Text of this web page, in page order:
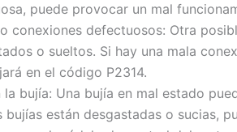
puede provocar un mal
conexiones defectuosos: Otra
o sueltos. Si hay una mala
en el código P2314.
la bujía: Una bujía en mal estado
bujías están desgastadas o sucias,